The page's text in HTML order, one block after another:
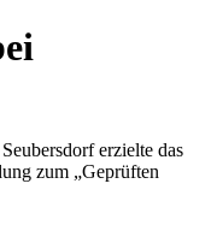
erzielte das
zum „Geprüften